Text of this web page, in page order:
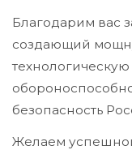
Благодарим вас
создающий
безопасность
Желаем